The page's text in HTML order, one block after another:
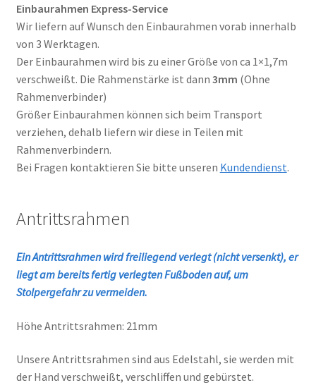
Einbaurahmen Express-Service
Wir liefern auf Wunsch den Einbaurahmen vorab innerhalb
von 3 Werktagen.
Der Einbaurahmen wird bis zu einer Größe von ca 1×1,7m
verschweißt. Die Rahmenstärke ist dann 3mm (Ohne
Rahmenverbinder)
Größer Einbaurahmen können sich beim Transport
verziehen, dehalb liefern wir diese in Teilen mit
Rahmenverbindern.
Bei Fragen kontaktieren Sie bitte unseren Kundendienst.
Antrittsrahmen
Ein Antrittsrahmen wird freiliegend verlegt (nicht versenkt), er
liegt am bereits fertig verlegten Fußboden auf, um
Stolpergefahr zu vermeiden.
Höhe Antrittsrahmen: 21mm
Unsere Antrittsrahmen sind aus Edelstahl, sie werden mit
der Hand verschweißt, verschliffen und gebürstet.